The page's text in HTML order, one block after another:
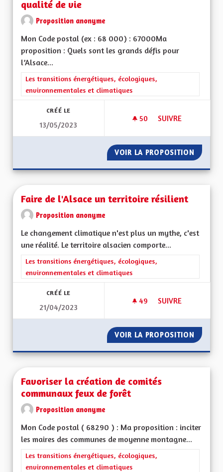
qualité de vie
Proposition anonyme
Mon Code postal (ex : 68 000) : 67000Ma
proposition : Quels sont les grands défis pour
l’Alsace...
Filtrer les résultats de la catégorie : Les transitions
Les transitions énergétiques, écologiques,
environnementales et climatiques
CRÉÉ LE
13/05/2023
50 50 ABONNÉS
SUIVRE
VOIR LA PROPOSITION UN
Faire de l'Alsace un territoire résilient
Proposition anonyme
Le changement climatique n'est plus un mythe, c'est
une réalité. Le territoire alsacien comporte...
Filtrer les résultats de la catégorie : Les transitions
Les transitions énergétiques, écologiques,
environnementales et climatiques
CRÉÉ LE
21/04/2023
49 49 ABONNÉS
SUIVRE
VOIR LA PROPOSITION FAIRE
Favoriser la création de comités
communaux feux de forêt
Proposition anonyme
Mon Code postal ( 68290 ) : Ma proposition : inciter
les maires des communes de moyenne montagne...
Filtrer les résultats de la catégorie : Les transitions
Les transitions énergétiques, écologiques,
environnementales et climatiques